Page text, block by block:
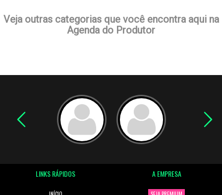
Veja outras categorias que você encontra aqui na
Agenda do Produtor
LINKS RÁPIDOS A EMPRESA